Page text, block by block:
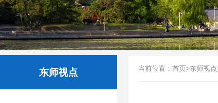
东师视点 当前位置： 首页>东师视点